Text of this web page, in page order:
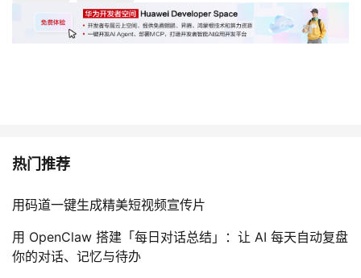
热门推荐
用码道一键生成精美短视频宣传片
用 OpenClaw 搭建「每日对话总结」：让 AI 每天自动复盘
你的对话、记忆与待办